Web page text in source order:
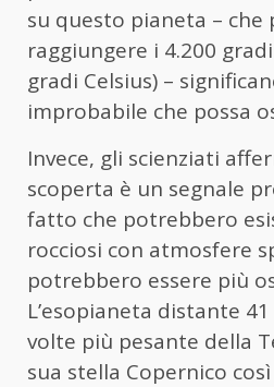
su questo pianeta – che
raggiungere i 4.200
gradi Celsius) –
improbabile che possa
Invece, gli scienziati
scoperta è un segnale
fatto che potrebbero
rocciosi con atmosfere
potrebbero essere più
L’esopianeta distante
volte più pesante della
sua stella Copernico